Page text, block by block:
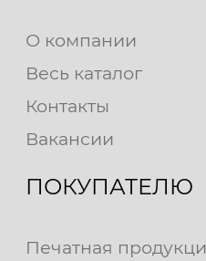
О компании
Весь каталог
Контакты
Вакансии
ПОКУПАТЕЛЮ
Печатная